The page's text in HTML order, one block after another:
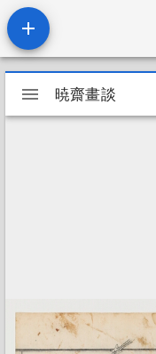
Mirador
viewer
暁齋畫談
暁齋畫談